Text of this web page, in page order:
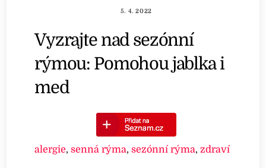
5. 4. 2022
Vyzrajte nad sezónní
rýmou: Pomohou jablka i
med
alergie,senná rýma,sezónní rýma, zdraví